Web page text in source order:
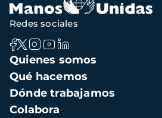
Navegación
principal
Quienes somos
Qué hacemos
Dónde trabajamos
Colabora
Redes sociales